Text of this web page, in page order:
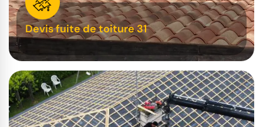
Devis fuite de toiture 31